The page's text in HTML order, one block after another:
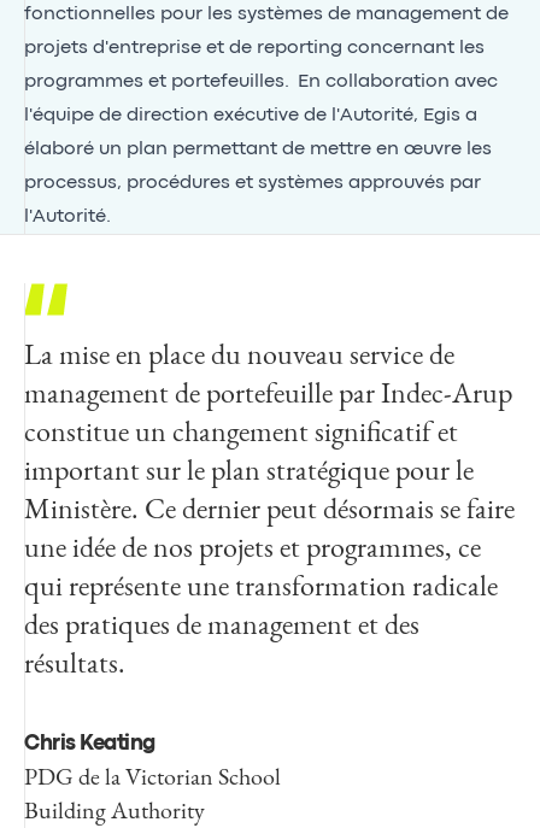
fonctionnelles pour les systèmes de management de
projets d'entreprise et de reporting concernant les
programmes et portefeuilles. En collaboration avec
l'équipe de direction exécutive de l'Autorité, Egis a
élaboré un plan permettant de mettre en œuvre les
processus, procédures et systèmes approuvés par
l'Autorité.
La mise en place du nouveau service de
management de portefeuille par Indec-Arup
constitue un changement significatif et
important sur le plan stratégique pour le
Ministère. Ce dernier peut désormais se faire
une idée de nos projets et programmes, ce
qui représente une transformation radicale
des pratiques de management et des
résultats.
Chris Keating
PDG de la Victorian School
Building Authority